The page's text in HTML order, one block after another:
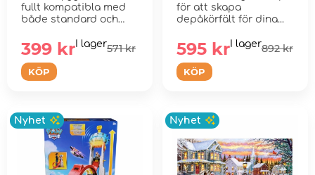
fullt kompatibla med
både standard och
KÖP
571 kr
399 kr I lager
för att skapa
depåkörfält för dina...
KÖP
892 kr
595 krI lager
Nyhet Nyhet